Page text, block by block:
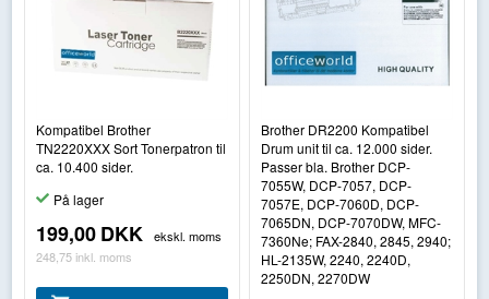
Kompatibel Brother
TN2220XXX Sort Tonerpatron til
ca. 10.400 sider.
På lager
199,00DKK
ekskl. moms
248,75 inkl. moms
Brother DR2200 Kompatibel
Drum unit til ca. 12.000 sider.
Passer bla. Brother DCP-
7055W, DCP-7057, DCP-
7057E, DCP-7060D, DCP-
7065DN, DCP-7070DW, MFC-
7360Ne; FAX-2840, 2845, 2940;
HL-2135W, 2240, 2240D,
2250DN, 2270DW